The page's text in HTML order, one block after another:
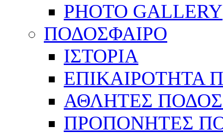
PHOTO GALLERY
ΠΟΔΟΣΦΑΙΡΟ
ΙΣΤΟΡΙΑ
ΕΠΙΚΑΙΡΟΤΗΤΑ
ΑΘΛΗΤΕΣ
ΠΡΟΠΟΝΗΤΕΣ